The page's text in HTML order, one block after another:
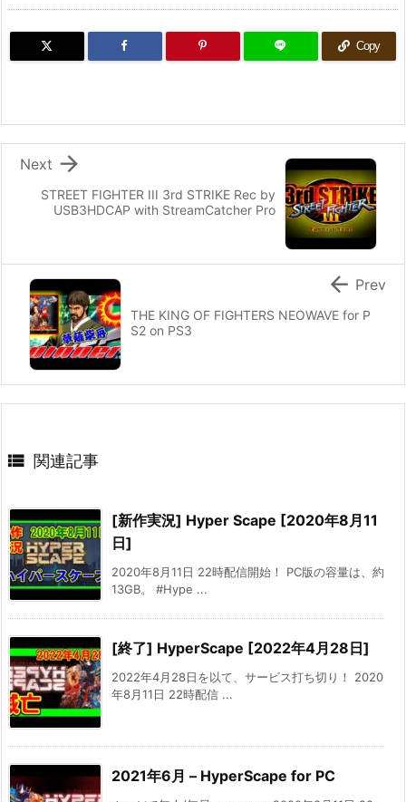
Copy
STREET FIGHTER III 3rd STRIKE Rec by
USB3HDCAP with StreamCatcher Pro

Next
THE KING OF FIGHTERS NEOWAVE for P
S2 on PS3
 Prev
 関連記事
[新作実況] Hyper Scape [2020年8月11
日]
2020年8月11日 22時配信開始！ PC版の容量は、約
13GB。 #Hype ...
[終了] HyperScape [2022年4月28日]
2022年4月28日を以て、サービス打ち切り！ 2020
年8月11日 22時配信 ...
2021年6月 – HyperScape for PC